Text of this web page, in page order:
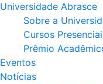
Universidade Abrasce
Sobre a
Cursos
Prêmio
Eventos
Notícias